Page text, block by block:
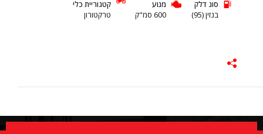
סוג דלק
בנזין (95)
מנוע
600 סמ"ק
קטגוריית כלי
טרקטורון